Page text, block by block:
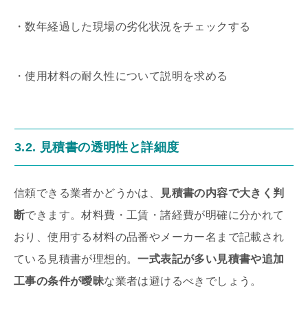
・数年経過した現場の劣化状況をチェックする
・使用材料の耐久性について説明を求める
3.2. 見積書の透明性と詳細度
信頼できる業者かどうかは、
見積書の内容で大きく判
断できます。材料費・工賃・諸経費が明確に分かれて
おり、使用する材料の品番やメーカー名まで記載され
ている見積書が理想的。一式表記が多い見積書や追加
工事の条件が曖昧な業者は避けるべきでしょう。